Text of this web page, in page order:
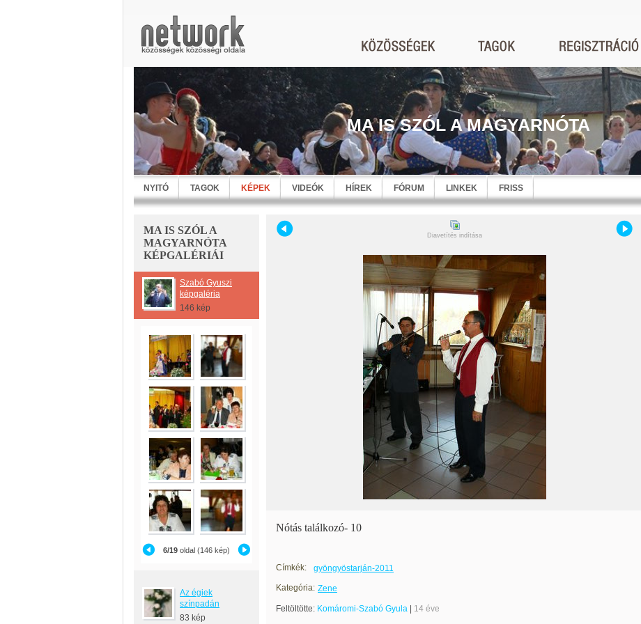
MA IS SZÓL A MAGYARNÓTA
NYITÓ TAGOK KÉPEK VIDEÓK HÍREK FÓRUM LINKEK FRISS
MA IS SZÓL A
MAGYARNÓTA
KÉPGALÉRIÁI
Szabó Gyuszi
képgaléria
146 kép
6/19 oldal (146 kép)
Az égiek
színpadán
83 kép
Diavetítés indítása
Nótás találkozó- 10
Címkék:
gyöngyöstarján-2011
Kategória: Zene
Feltöltötte: Komáromi-Szabó Gyula 14 éve